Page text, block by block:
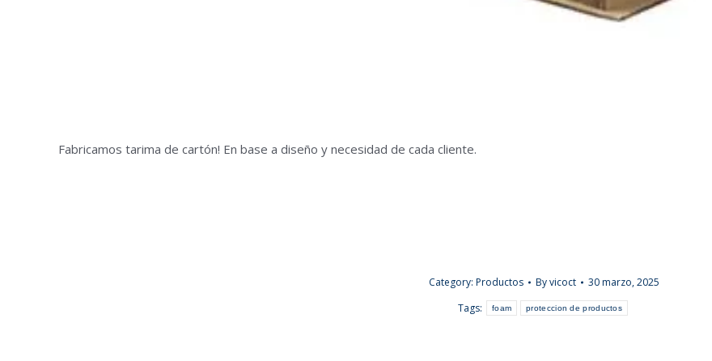
Fabricamos tarima de cartón! En base a diseño y necesidad de cada cliente.
Category: Productos Byvicoct
30 marzo, 2025
Tags:
foam proteccion de productos